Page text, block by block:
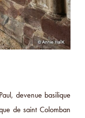
devenue basilique
de saint Colomban